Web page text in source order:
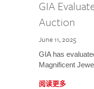
GIA
Auction
June 11, 2025
GIA has
Magnificent
阅读更多